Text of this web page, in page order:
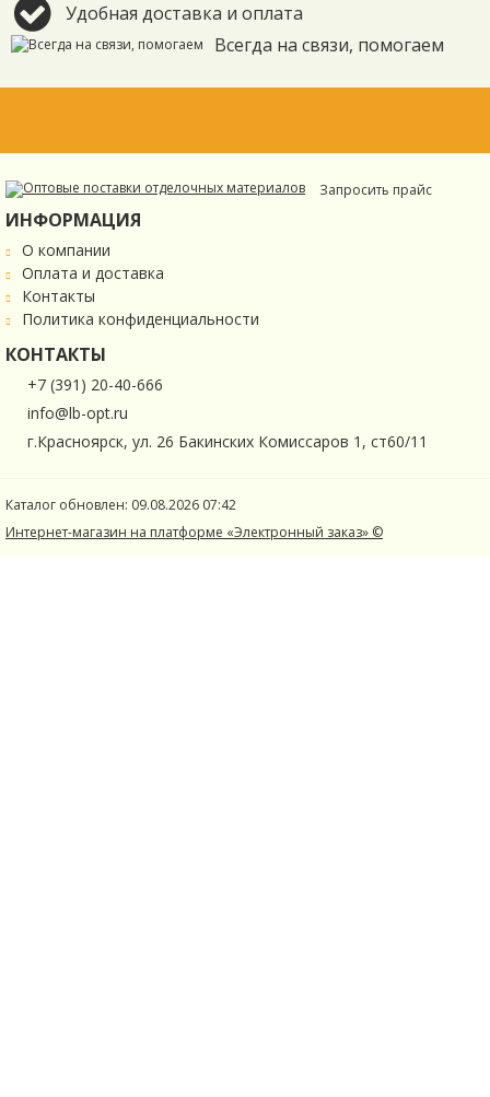
Удобная доставка и оплата
Всегда на связи, помогаем
Запросить прайс
ИНФОРМАЦИЯ
О компании
Оплата и доставка
Контакты
Политика конфиденциальности
КОНТАКТЫ
+7 (391) 20-40-666
info@lb-opt.ru
г.Красноярск, ул. 26 Бакинских Комиссаров 1, ст60/11
Каталог обновлен: 09.08.2026 07:42
Интернет-магазин на платформе «Электронный заказ» ©